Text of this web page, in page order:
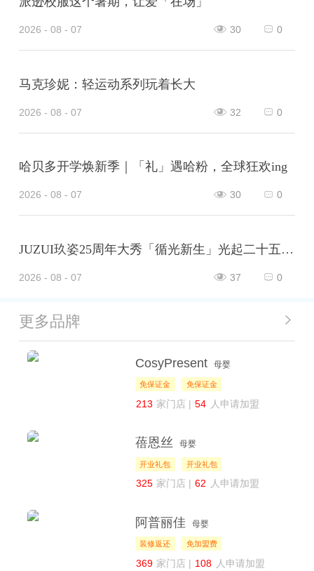
2026 - 08 - 07 0
30
马克珍妮：轻运动系列玩着长大
2026 - 08 - 07 0
32
哈贝多开学焕新季｜「礼」遇哈粉，全球狂欢ing
2026 - 08 - 07 0
30
JUZUI玖姿25周年大秀「循光新生」光起二十五载，共启新生优雅
2026 - 08 - 07 0
37
更多品牌
CosyPresent 母婴
免保证金 免保证金
213 家门店 | 54 人申请加盟
蓓恩丝 母婴
开业礼包 开业礼包
325 家门店 | 62 人申请加盟
阿普丽佳 母婴
装修返还 免加盟费
369 家门店 | 108 人申请加盟